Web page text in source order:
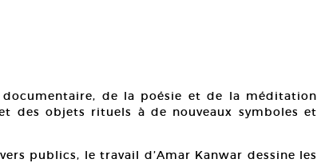
de la poésie et de la méditation
des objets rituels à de nouveaux symboles et
publics, le travail d’Amar Kanwar dessine les